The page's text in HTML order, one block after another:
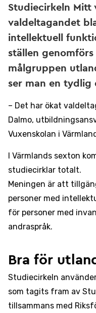
Studiecirkeln Mitt
valdeltagandet
intellektuell
ställen
målgruppen
ser man en tydlig
– Det har ökat
Dalmo,
Vuxenskolan i
I Värmlands sexton
studiecirklar totalt.
Meningen är att
personer med
för personer med
andraspråk.
Bra för
Studiecirkeln
som tagits fram av
tillsammans med